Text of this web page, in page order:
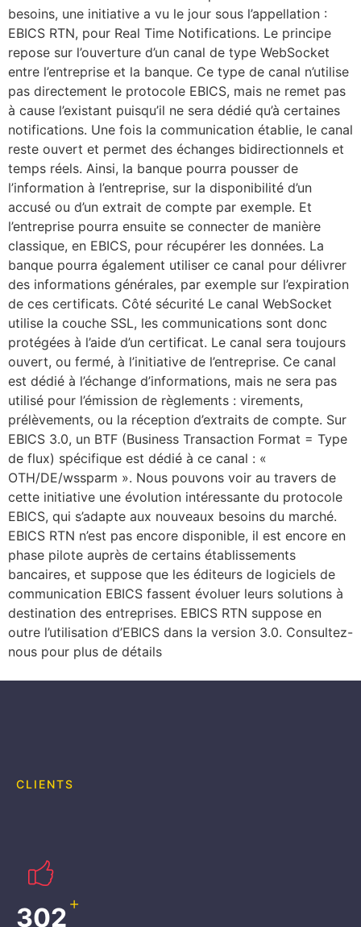
besoins, une initiative a vu le jour sous l’appellation :
EBICS RTN, pour Real Time Notifications. Le principe
repose sur l’ouverture d’un canal de type WebSocket
entre l’entreprise et la banque. Ce type de canal n’utilise
pas directement le protocole EBICS, mais ne remet pas
à cause l’existant puisqu’il ne sera dédié qu’à certaines
notifications. Une fois la communication établie, le canal
reste ouvert et permet des échanges bidirectionnels et
temps réels. Ainsi, la banque pourra pousser de
l’information à l’entreprise, sur la disponibilité d’un
accusé ou d’un extrait de compte par exemple. Et
l’entreprise pourra ensuite se connecter de manière
classique, en EBICS, pour récupérer les données. La
banque pourra également utiliser ce canal pour délivrer
des informations générales, par exemple sur l’expiration
de ces certificats. Côté sécurité Le canal WebSocket
utilise la couche SSL, les communications sont donc
protégées à l’aide d’un certificat. Le canal sera toujours
ouvert, ou fermé, à l’initiative de l’entreprise. Ce canal
est dédié à l’échange d’informations, mais ne sera pas
utilisé pour l’émission de règlements : virements,
prélèvements, ou la réception d’extraits de compte. Sur
EBICS 3.0, un BTF (Business Transaction Format = Type
de flux) spécifique est dédié à ce canal : «
OTH/DE/wssparm ». Nous pouvons voir au travers de
cette initiative une évolution intéressante du protocole
EBICS, qui s’adapte aux nouveaux besoins du marché.
EBICS RTN n’est pas encore disponible, il est encore en
phase pilote auprès de certains établissements
bancaires, et suppose que les éditeurs de logiciels de
communication EBICS fassent évoluer leurs solutions à
destination des entreprises. EBICS RTN suppose en
outre l’utilisation d’EBICS dans la version 3.0. Consultez-
nous pour plus de détails
CLIENTS
417 +